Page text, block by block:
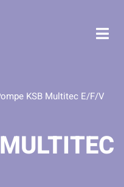
KSB Multitec E/F/V